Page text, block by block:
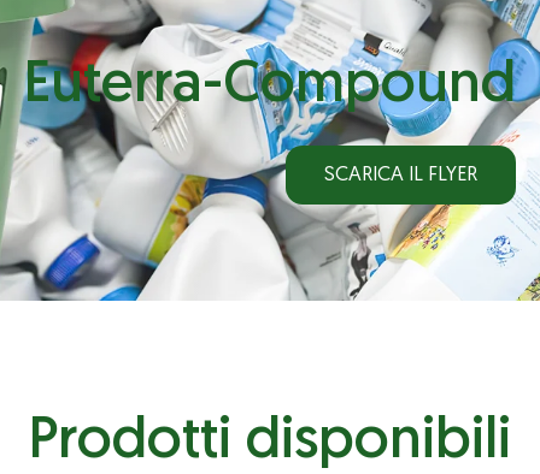
Euterra-Compound
SCARICA IL FLYER
Prodotti disponibili